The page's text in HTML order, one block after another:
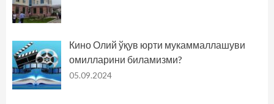
Кино Олий ўқув юрти мукаммаллашуви
омилларини биламизми?
05.09.2024